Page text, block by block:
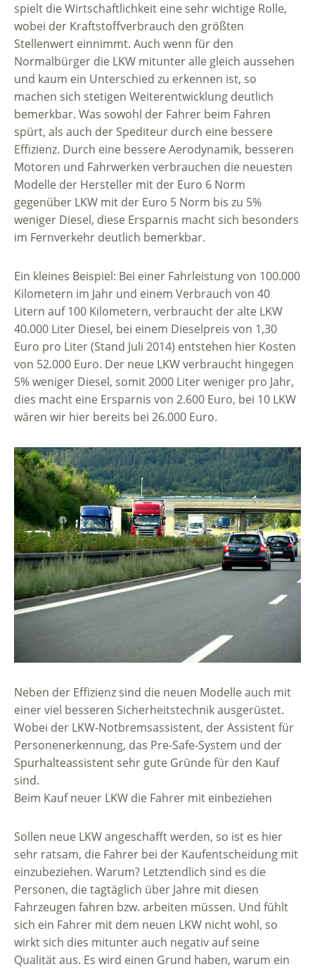
spielt die Wirtschaftlichkeit eine sehr wichtige Rolle,
wobei der Kraftstoffverbrauch den größten
Stellenwert einnimmt. Auch wenn für den
Normalbürger die LKW mitunter alle gleich aussehen
und kaum ein Unterschied zu erkennen ist, so
machen sich stetigen Weiterentwicklung deutlich
bemerkbar. Was sowohl der Fahrer beim Fahren
spürt, als auch der Spediteur durch eine bessere
Effizienz. Durch eine bessere Aerodynamik, besseren
Motoren und Fahrwerken verbrauchen die neuesten
Modelle der Hersteller mit der Euro 6 Norm
gegenüber LKW mit der Euro 5 Norm bis zu 5%
weniger Diesel, diese Ersparnis macht sich besonders
im Fernverkehr deutlich bemerkbar.
Ein kleines Beispiel: Bei einer Fahrleistung von 100.000
Kilometern im Jahr und einem Verbrauch von 40
Litern auf 100 Kilometern, verbraucht der alte LKW
40.000 Liter Diesel, bei einem Dieselpreis von 1,30
Euro pro Liter (Stand Juli 2014) entstehen hier Kosten
von 52.000 Euro. Der neue LKW verbraucht hingegen
5% weniger Diesel, somit 2000 Liter weniger pro Jahr,
dies macht eine Ersparnis von 2.600 Euro, bei 10 LKW
wären wir hier bereits bei 26.000 Euro.
Neben der Effizienz sind die neuen Modelle auch mit
einer viel besseren Sicherheitstechnik ausgerüstet.
Wobei der LKW-Notbremsassistent, der Assistent für
Personenerkennung, das Pre-Safe-System und der
Spurhalteassistent sehr gute Gründe für den Kauf
sind.
Beim Kauf neuer LKW die Fahrer mit einbeziehen
Sollen neue LKW angeschafft werden, so ist es hier
sehr ratsam, die Fahrer bei der Kaufentscheidung mit
einzubeziehen. Warum? Letztendlich sind es die
Personen, die tagtäglich über Jahre mit diesen
Fahrzeugen fahren bzw. arbeiten müssen. Und fühlt
sich ein Fahrer mit dem neuen LKW nicht wohl, so
wirkt sich dies mitunter auch negativ auf seine
Qualität aus. Es wird einen Grund haben, warum ein